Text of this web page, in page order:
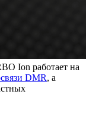
Ion работает на
DMR, а